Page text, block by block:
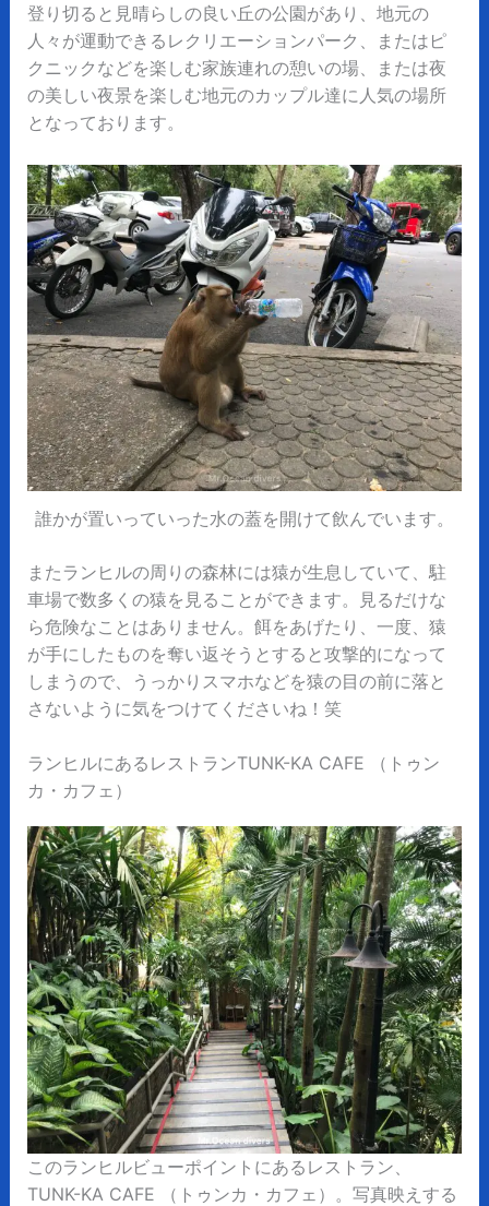
登り切ると見晴らしの良い丘の公園があり、地元の
人々が運動できるレクリエーションパーク、またはピ
クニックなどを楽しむ家族連れの憩いの場、または夜
の美しい夜景を楽しむ地元のカップル達に人気の場所
となっております。
誰かが置いっていった水の蓋を開けて飲んでいます。
またランヒルの周りの森林には猿が生息していて、駐
車場で数多くの猿を見ることができます。見るだけな
ら危険なことはありません。餌をあげたり、一度、猿
が手にしたものを奪い返そうとすると攻撃的になって
しまうので、うっかりスマホなどを猿の目の前に落と
さないように気をつけてくださいね！笑
ランヒルにあるレストランTUNK-KA CAFE （トゥン
カ・カフェ）
このランヒルビューポイントにあるレストラン、
TUNK-KA CAFE （トゥンカ・カフェ）。写真映えする